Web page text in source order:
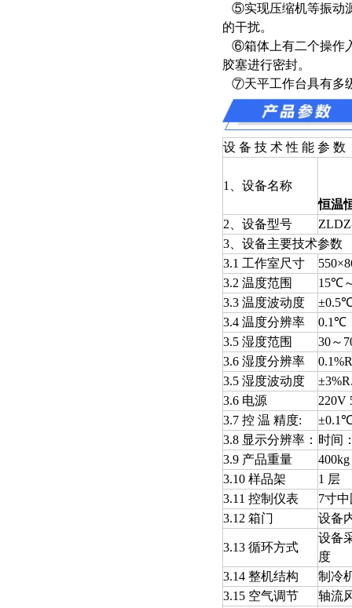
⑤实现压缩机等振动
的干扰。
⑥箱体上有二个操作
胶塞进行密封。
⑦天平工作台具有多
设 备 技 术 性 能 参 数
1、设备名称
恒温
2、设备型号
3、设备主要技术参数
3.1 工作室尺寸
3.2 温度范围
15℃
3.3 温度波动度
3.4 温度分辨率
0.1℃
3.5 湿度范围
30～
3.6 湿度分辨率
3.5 湿度波动度
3.6 电源
220V
3.7 控 温 精度:
3.8 显示分辨率： 时间
3.9 产品重量
400kg
3.10 样品架
1 层
3.11 控制仪表
7寸
3.12 箱门
设备
3.13 循环方式
设备
度
3.14 整机结构
制冷
3.15 空气调节
轴流